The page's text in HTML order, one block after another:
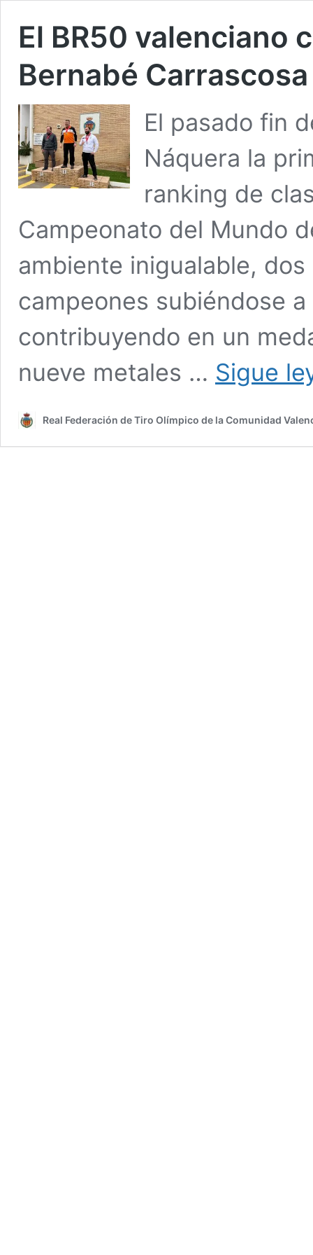
El BR50 valenciano
Bernabé
El pasado fin
Náquera la
ranking de
Campeonato del Mundo
ambiente inigualable,
campeones subiéndose
contribuyendo en un
nueve metales … Sigue
Real Federación de Tiro Olímpico de la Comunidad